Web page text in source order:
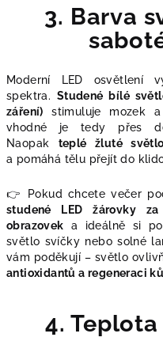
3. Barva
Moderní LED osvětlení
spektra. Studené bílé
záření) stimuluje mozek
vhodné je tedy přes
Naopak teplé žluté světlo
a pomáhá tělu přejít do
👉 Pokud chcete večer
studené LED žárovky
obrazovek a ideálně si
světlo svíčky nebo solné
vám poděkují – světlo
antioxidantů a regeneraci
4.